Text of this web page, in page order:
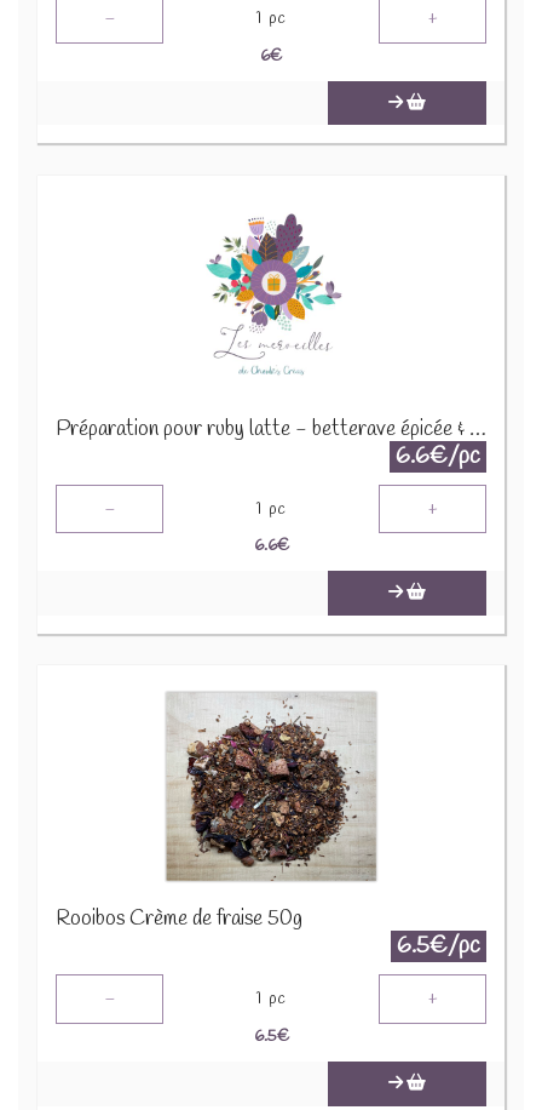
- 1 pc +
6€
Préparation pour ruby latte - betterave épicée & vanille 30g
6.6€/pc
- 1 pc +
6.6€
Rooibos Crème de fraise 50g
6.5€/pc
- 1 pc +
6.5€